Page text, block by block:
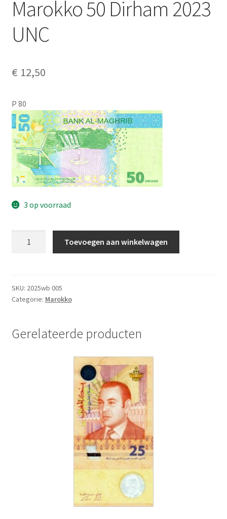
Alg. voorw.
Privacybeleid PMH Enibas
Marokko 50 Dirham 2023
UNC
€ 12,50
P 80
3 op voorraad
UNC
aantal
Toevoegen aan winkelwagen
SKU: 2025wb 005
Categorie: Marokko
Gerelateerde producten